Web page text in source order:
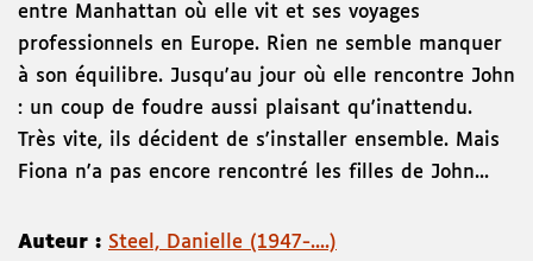
entre Manhattan où elle vit et ses voyages
professionnels en Europe. Rien ne semble manquer
à son équilibre. Jusqu'au jour où elle rencontre John
: un coup de foudre aussi plaisant qu'inattendu.
Très vite, ils décident de s'installer ensemble. Mais
Fiona n'a pas encore rencontré les filles de John...
Auteur : Steel, Danielle (1947-....)